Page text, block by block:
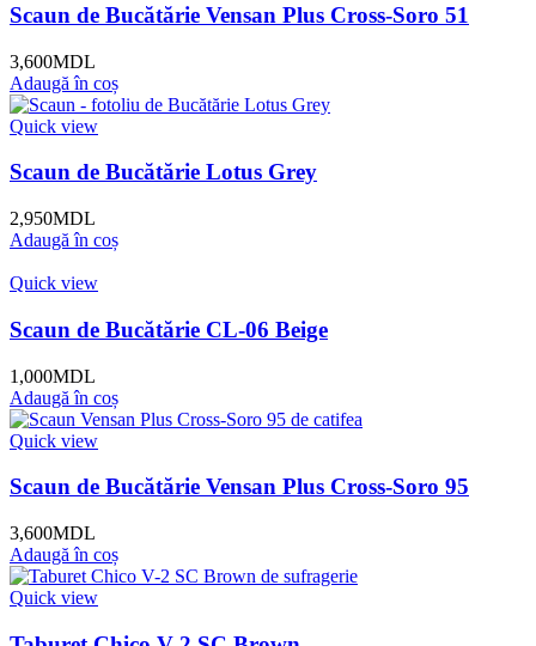
Scaun de Bucătărie Vensan Plus Cross-Soro 51
3,600MDL
Adaugă în coș
Quick view
Scaun de Bucătărie Lotus Grey
2,950MDL
Adaugă în coș
Quick view
Scaun de Bucătărie CL-06 Beige
1,000MDL
Adaugă în coș
Quick view
Scaun de Bucătărie Vensan Plus Cross-Soro 95
3,600MDL
Adaugă în coș
Quick view